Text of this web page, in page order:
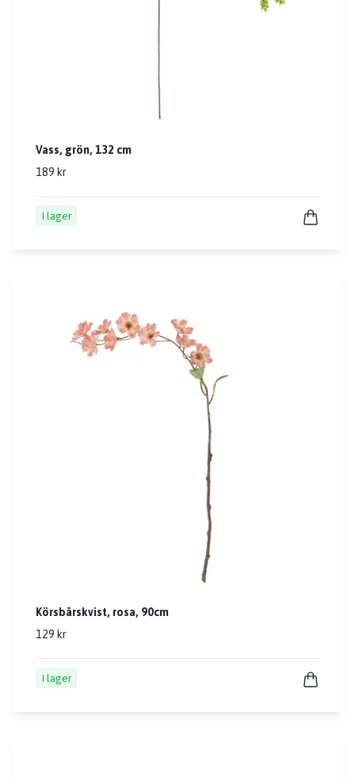
Vass, grön, 132 cm
189 kr
I lager
Körsbärskvist, rosa, 90cm
129 kr
I lager